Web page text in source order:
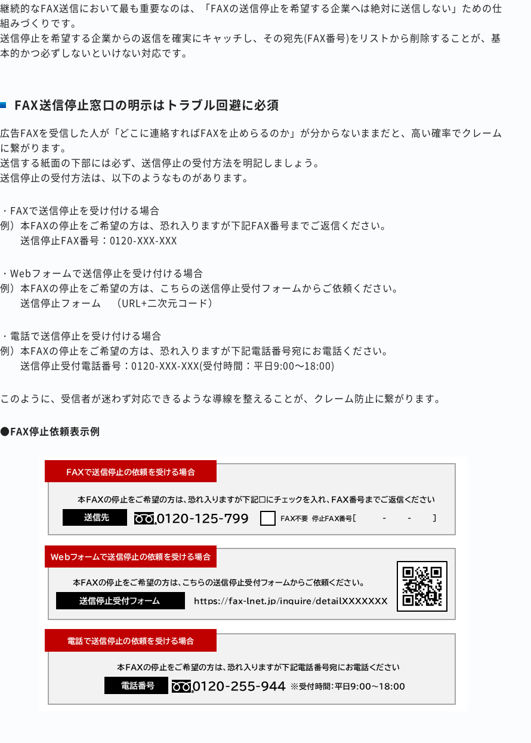
継続的なFAX送信において最も重要なのは、「FAXの送信停止を希望する企業へは絶対に送信しない」ための仕
組みづくりです。
送信停止を希望する企業からの返信を確実にキャッチし、その宛先(FAX番号)をリストから削除することが、基
本的かつ必ずしないといけない対応です。
FAX送信停止窓口の明示はトラブル回避に必須
広告FAXを受信した人が「どこに連絡すればFAXを止めらるのか」が分からないままだと、高い確率でクレーム
に繋がります。
送信する紙面の下部には必ず、送信停止の受付方法を明記しましょう。
送信停止の受付方法は、以下のようなものがあります。
・FAXで送信停止を受け付ける場合
例）本FAXの停止をご希望の方は、恐れ入りますが下記FAX番号までご返信ください。
送信停止FAX番号：0120-XXX-XXX
・Webフォームで送信停止を受け付ける場合
例）本FAXの停止をご希望の方は、こちらの送信停止受付フォームからご依頼ください。
送信停止フォーム （URL+二次元コード）
・電話で送信停止を受け付ける場合
例）本FAXの停止をご希望の方は、恐れ入りますが下記電話番号宛にお電話ください。
送信停止受付電話番号：0120-XXX-XXX(受付時間：平日9:00～18:00)
このように、受信者が迷わず対応できるような導線を整えることが、クレーム防止に繋がります。
●FAX停止依頼表示例